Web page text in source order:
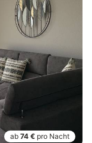
ab 74 € pro Nacht